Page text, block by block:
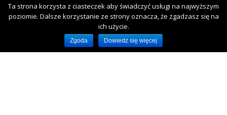
Ta strona korzysta z ciasteczek aby świadczyć usługi na najwyższym
poziomie. Dalsze korzystanie ze strony oznacza, że zgadzasz się na
ich użycie.
Zgoda Dowiedz się więcej